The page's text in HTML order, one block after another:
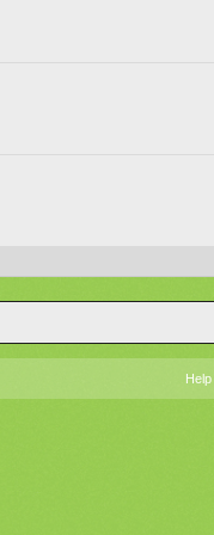
Help